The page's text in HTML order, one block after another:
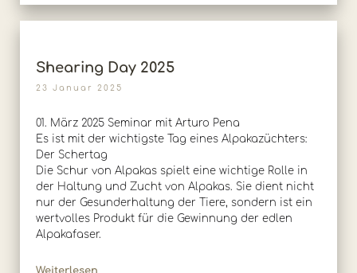
Shearing Day 2025
23 Januar 2025
01. März 2025 Seminar mit Arturo Pena
Es ist mit der wichtigste Tag eines Alpakazüchters:
Der Schertag
Die Schur von Alpakas spielt eine wichtige Rolle in
der Haltung und Zucht von Alpakas. Sie dient nicht
nur der Gesunderhaltung der Tiere, sondern ist ein
wertvolles Produkt für die Gewinnung der edlen
Alpakafaser.
Weiterlesen